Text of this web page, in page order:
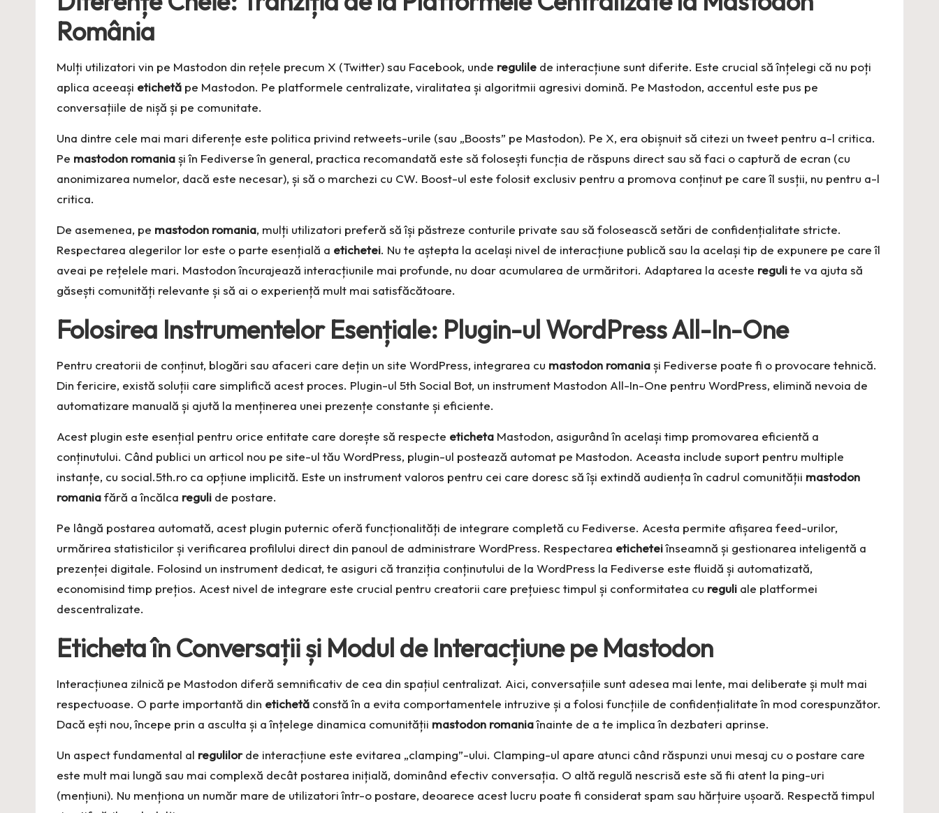
România
Mulți utilizatori vin pe Mastodon din rețele precum X (Twitter) sau Facebook, unde regulile de interacțiune sunt diferite. Este crucial să înțelegi că nu poți
aplica aceeași etichetă pe Mastodon. Pe platformele centralizate, viralitatea și algoritmii agresivi domină. Pe Mastodon, accentul este pus pe
conversațiile de nișă și pe comunitate.
Una dintre cele mai mari diferențe este politica privind retweets-urile (sau „Boosts” pe Mastodon). Pe X, era obișnuit să citezi un tweet pentru a-l critica.
Pe mastodon romaniași în Fediverse în general, practica recomandată este să folosești funcția de răspuns direct sau să faci o captură de ecran (cu
anonimizarea numelor, dacă este necesar), și să o marchezi cu CW. Boost-ul este folosit exclusiv pentru a promova conținut pe care îl susții, nu pentru a-l
critica.
De asemenea, pe mastodon romania, mulți utilizatori preferă să își păstreze conturile private sau să folosească setări de confidențialitate stricte.
Respectarea alegerilor lor este o parte esențială a etichetei. Nu te aștepta la același nivel de interacțiune publică sau la același tip de expunere pe care îl
aveai pe rețelele mari. Mastodon încurajează interacțiunile mai profunde, nu doar acumularea de urmăritori. Adaptarea la aceste regulite va ajuta să
găsești comunități relevante și să ai o experiență mult mai satisfăcătoare.
Folosirea Instrumentelor Esențiale: Plugin-ul WordPress All-In-One
Pentru creatorii de conținut, blogări sau afaceri care dețin un site WordPress, integrarea cu mastodon romaniași Fediverse poate fi o provocare tehnică.
Din fericire, există soluții care simplifică acest proces. Plugin-ul 5th Social Bot, un instrument Mastodon All-In-One pentru WordPress, elimină nevoia de
automatizare manuală și ajută la menținerea unei prezențe constante și eficiente.
Acest plugin este esențial pentru orice entitate care dorește să respecte eticheta Mastodon, asigurând în același timp promovarea eficientă a
conținutului. Când publici un articol nou pe site-ul tău WordPress, plugin-ul postează automat pe Mastodon. Aceasta include suport pentru multiple
instanțe, cu social.5th.ro ca opțiune implicită. Este un instrument valoros pentru cei care doresc să își extindă audiența în cadrul comunității mastodon
romaniafără a încălca reguli de postare.
Pe lângă postarea automată, acest plugin puternic oferă funcționalități de integrare completă cu Fediverse. Acesta permite afișarea feed-urilor,
urmărirea statisticilor și verificarea profilului direct din panoul de administrare WordPress. Respectarea eticheteiînseamnă și gestionarea inteligentă a
prezenței digitale. Folosind un instrument dedicat, te asiguri că tranziția conținutului de la WordPress la Fediverse este fluidă și automatizată,
economisind timp prețios. Acest nivel de integrare este crucial pentru creatorii care prețuiesc timpul și conformitatea cu reguli ale platformei
descentralizate.
Eticheta în Conversații și Modul de Interacțiune pe Mastodon
Interacțiunea zilnică pe Mastodon diferă semnificativ de cea din spațiul centralizat. Aici, conversațiile sunt adesea mai lente, mai deliberate și mult mai
respectuoase. O parte importantă din etichetă constă în a evita comportamentele intruzive și a folosi funcțiile de confidențialitate în mod corespunzător.
Dacă ești nou, începe prin a asculta și a înțelege dinamica comunității mastodon romaniaînainte de a te implica în dezbateri aprinse.
Un aspect fundamental al regulilorde interacțiune este evitarea „clamping”-ului. Clamping-ul apare atunci când răspunzi unui mesaj cu o postare care
este mult mai lungă sau mai complexă decât postarea inițială, dominând efectiv conversația. O altă regulă nescrisă este să fii atent la ping-uri
(mențiuni). Nu menționa un număr mare de utilizatori într-o postare, deoarece acest lucru poate fi considerat spam sau hărțuire ușoară. Respectă timpul